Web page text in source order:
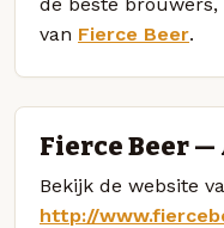
van Fierce Beer.
Fierce Beer
Bekijk de website
http://